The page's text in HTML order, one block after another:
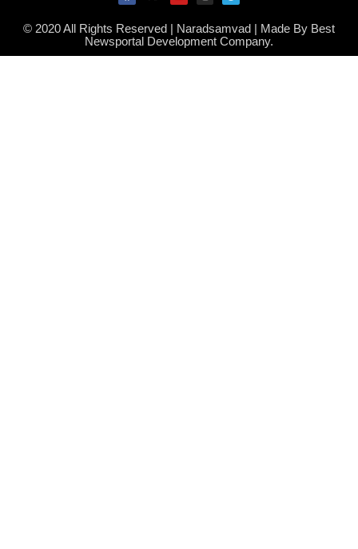
© 2020 All Rights Reserved | Naradsamvad | Made By Best
Newsportal Development Company.